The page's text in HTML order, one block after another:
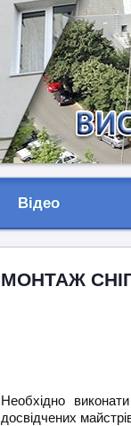
Відео
МОНТАЖ
Необхідно
досвідчених